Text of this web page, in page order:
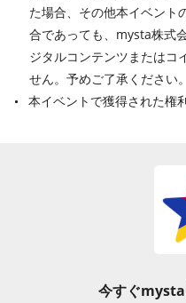
た場合、その他本イベント
合であっても、mysta株式
ジタルコンテンツまたはコ
せん。予めご了承ください。
本イベントで獲得された権
今すぐmysta